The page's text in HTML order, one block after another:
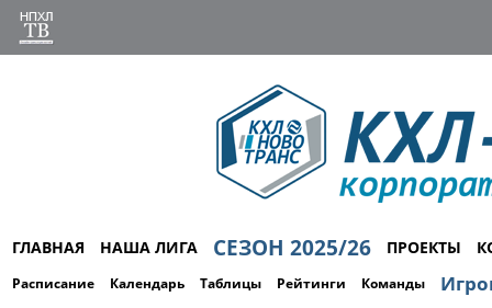
ГЛАВНАЯ НАША ЛИГА СЕЗОН 2025/26 ПРОЕКТЫ
Расписание Календарь Таблицы Рейтинги Команды